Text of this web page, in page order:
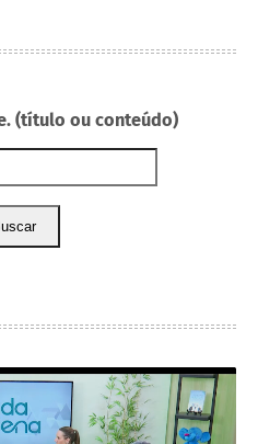
(título ou conteúdo)